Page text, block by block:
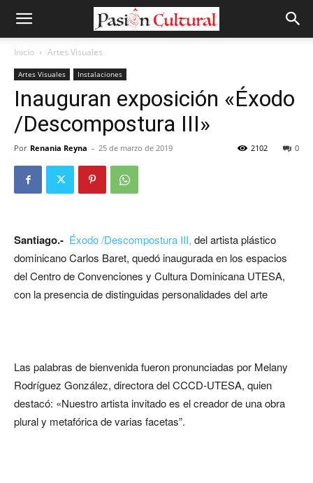
Inicio Artes Visuales
Artes Visuales Instalaciones
Inauguran exposición «Éxodo
/Descompostura III»
Por Renania Reyna - 25 de marzo de 2019 0
2102
Santiago.- Éxodo /Descompostura III, del artista plástico
dominicano Carlos Baret, quedó inaugurada en los espacios
del Centro de Convenciones y Cultura Dominicana UTESA,
con la presencia de distinguidas personalidades del arte
Las palabras de bienvenida fueron pronunciadas por Melany
Rodríguez González, directora del CCCD-UTESA, quien
destacó: «Nuestro artista invitado es el creador de una obra
plural y metafórica de varias facetas”.